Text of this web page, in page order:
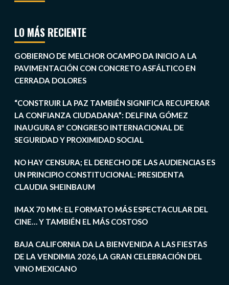
LO MÁS RECIENTE
GOBIERNO DE MELCHOR OCAMPO DA INICIO A LA
PAVIMENTACIÓN CON CONCRETO ASFÁLTICO EN
CERRADA DOLORES
“CONSTRUIR LA PAZ TAMBIÉN SIGNIFICA RECUPERAR
LA CONFIANZA CIUDADANA”: DELFINA GÓMEZ
INAUGURA 8º CONGRESO INTERNACIONAL DE
SEGURIDAD Y PROXIMIDAD SOCIAL
NO HAY CENSURA; EL DERECHO DE LAS AUDIENCIAS ES
UN PRINCIPIO CONSTITUCIONAL: PRESIDENTA
CLAUDIA SHEINBAUM
IMAX 70 MM: EL FORMATO MÁS ESPECTACULAR DEL
CINE… Y TAMBIÉN EL MÁS COSTOSO
BAJA CALIFORNIA DA LA BIENVENIDA A LAS FIESTAS
DE LA VENDIMIA 2026, LA GRAN CELEBRACIÓN DEL
VINO MEXICANO